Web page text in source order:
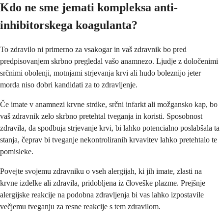
Kdo ne sme jemati kompleksa anti-
inhibitorskega koagulanta?
To zdravilo ni primerno za vsakogar in vaš zdravnik bo pred
predpisovanjem skrbno pregledal vašo anamnezo. Ljudje z določenimi
srčnimi obolenji, motnjami strjevanja krvi ali hudo boleznijo jeter
morda niso dobri kandidati za to zdravljenje.
Če imate v anamnezi krvne strdke, srčni infarkt ali možgansko kap, bo
vaš zdravnik zelo skrbno pretehtal tveganja in koristi. Sposobnost
zdravila, da spodbuja strjevanje krvi, bi lahko potencialno poslabšala ta
stanja, čeprav bi tveganje nekontroliranih krvavitev lahko pretehtalo te
pomisleke.
Povejte svojemu zdravniku o vseh alergijah, ki jih imate, zlasti na
krvne izdelke ali zdravila, pridobljena iz človeške plazme. Prejšnje
alergijske reakcije na podobna zdravljenja bi vas lahko izpostavile
večjemu tveganju za resne reakcije s tem zdravilom.